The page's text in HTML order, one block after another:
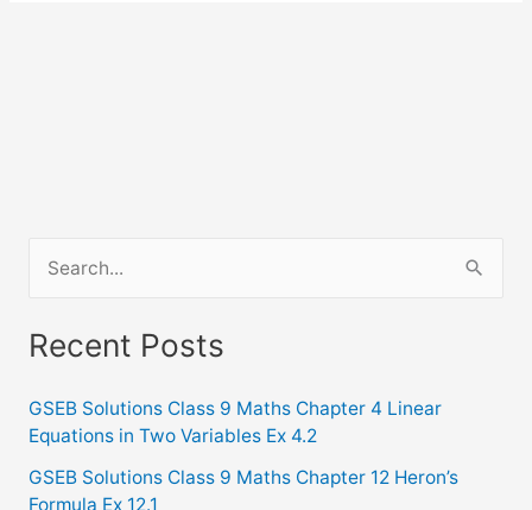
a
c
h
f
Recent Posts
GSEB Solutions Class 9 Maths Chapter 4 Linear
Equations in Two Variables Ex 4.2
GSEB Solutions Class 9 Maths Chapter 12 Heron’s
Formula Ex 12.1